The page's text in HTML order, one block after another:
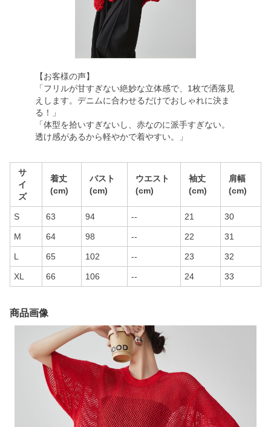
【お客様の声】
「フリルが甘すぎない絶妙な立体感で、1枚で洒落見
えします。デニムに合わせるだけでおしゃれに決ま
る！」
「体型を拾いすぎないし、赤なのに派手すぎない。
透け感があるから軽やかで着やすい。」
サ
イ
ズ
着丈
(cm)
バスト
(cm)
ウエスト
(cm)
袖丈
(cm)
肩幅
(cm)
S 63 94 -- 21 30
M 64 98 -- 22 31
L 65 102 -- 23 32
XL 66 106 -- 24 33
商品画像